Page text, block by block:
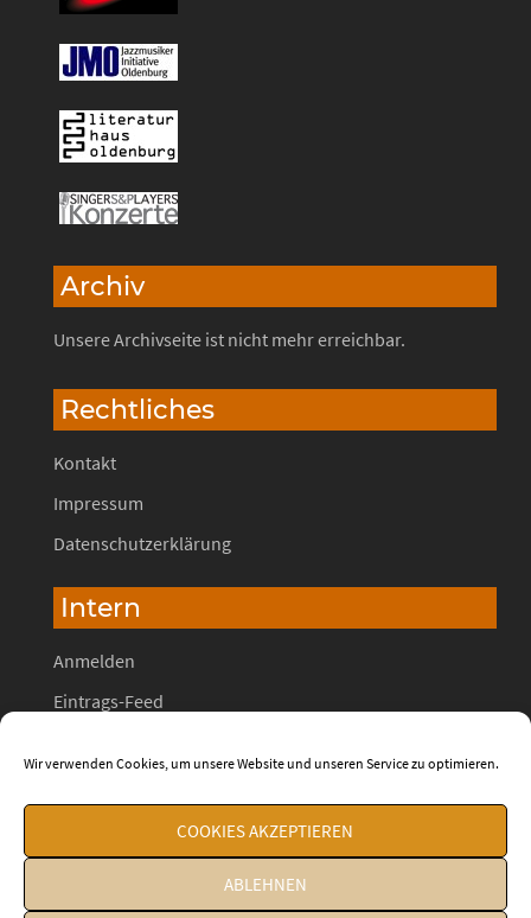
Wir verwenden Cookies, um unsere Website und unseren Service zu optimieren.
COOKIES AKZEPTIEREN
ABLEHNEN
Archiv
Unsere Archivseite ist nicht mehr erreichbar.
Rechtliches
Kontakt
Impressum
Datenschutzerklärung
Intern
Anmelden
Eintrags-Feed